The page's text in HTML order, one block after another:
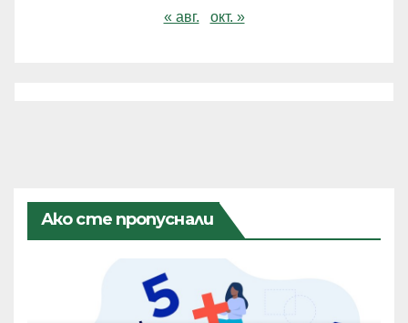
« авг. окт. »
Ако сте пропуснали